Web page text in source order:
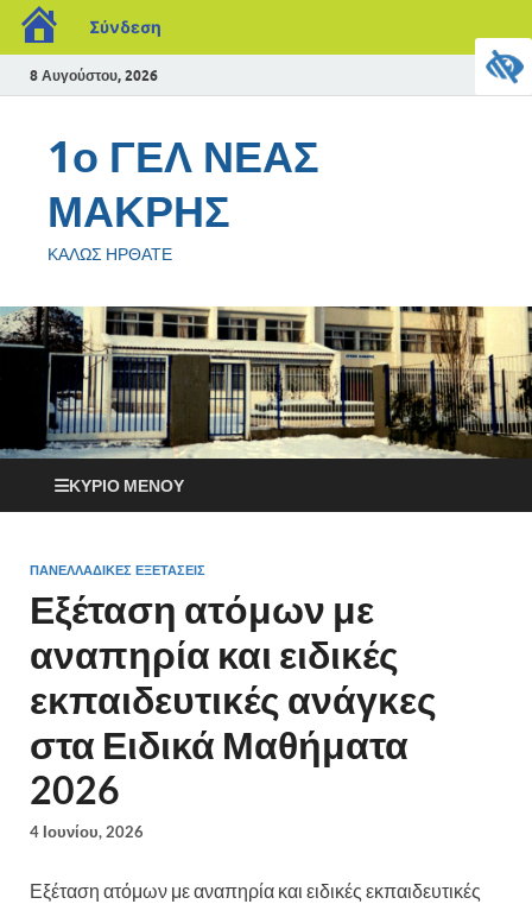
Σύνδεση
8 Αυγούστου, 2026
1ο ΓΕΛ ΝΕΑΣ
ΜΑΚΡΗΣ
ΚΑΛΩΣ ΗΡΘΑΤΕ
ΚΎΡΙΟ ΜΕΝΟΎ
ΠΑΝΕΛΛΑΔΙΚΈΣ ΕΞΕΤΆΣΕΙΣ
Εξέταση ατόμων με
αναπηρία και ειδικές
εκπαιδευτικές ανάγκες
στα Ειδικά Μαθήματα
2026
4 Ιουνίου, 2026
Εξέταση ατόμων με αναπηρία και ειδικές εκπαιδευτικές